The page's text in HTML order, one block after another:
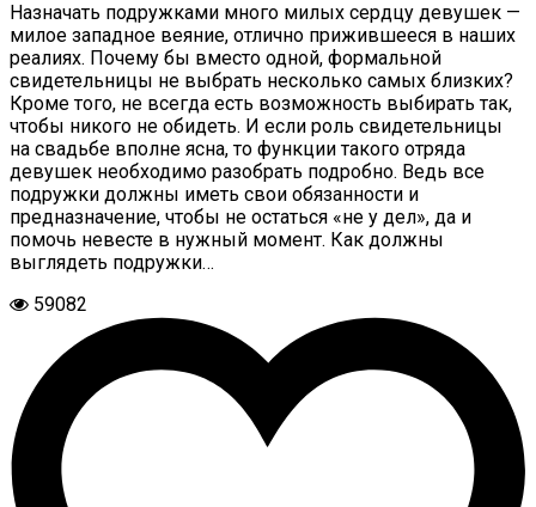
Назначать подружками много милых сердцу девушек —
милое западное веяние, отлично прижившееся в наших
реалиях. Почему бы вместо одной, формальной
свидетельницы не выбрать несколько самых близких?
Кроме того, не всегда есть возможность выбирать так,
чтобы никого не обидеть. И если роль свидетельницы
на свадьбе вполне ясна, то функции такого отряда
девушек необходимо разобрать подробно. Ведь все
подружки должны иметь свои обязанности и
предназначение, чтобы не остаться «не у дел», да и
помочь невесте в нужный момент. Как должны
выглядеть подружки…
59082